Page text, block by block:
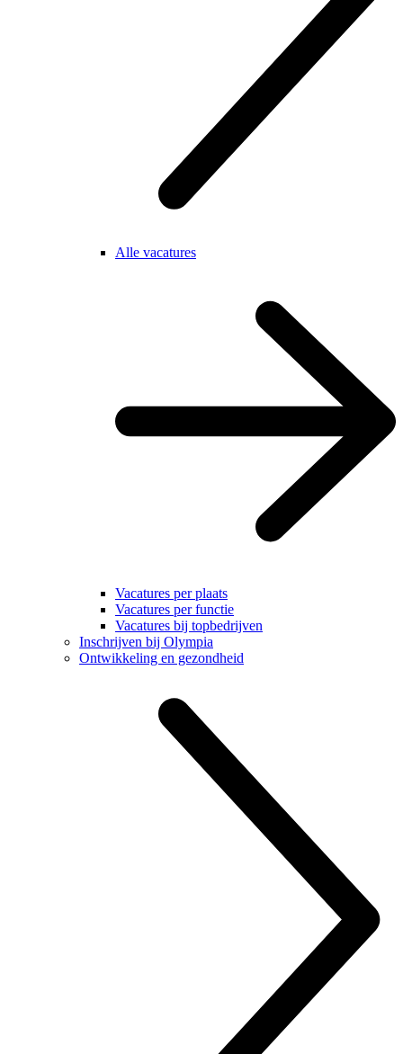
Alle vacatures
Vacatures per plaats
Vacatures per functie
Vacatures bij topbedrijven
Inschrijven bij Olympia
Ontwikkeling en gezondheid